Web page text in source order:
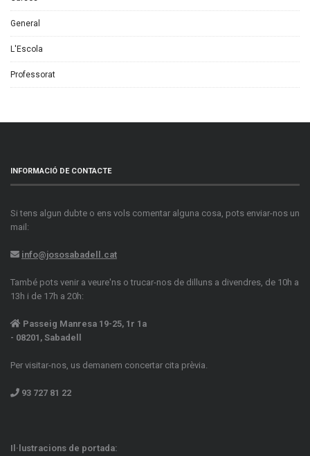
General
L'Escola
Professorat
INFORMACIÓ DE CONTACTE
Si tens algun dubte o ens vols comentar alguna cosa, pots enviar-nos un
mail:
info@jososabadell.cat
També pots venir a veure'ns o trucar-nos de dilluns a divendres, de 10h a
13h i de 17h a 20h:
Passeig Manresa 19-25, 1r 1a
- 08201, Sabadell
Per visitar-nos, us demanem concertar cita prèvia.
93 727 81 22
Il·lustracions de portada: